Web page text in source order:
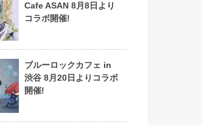
Cafe ASAN 8月8日より
コラボ開催!
ブルーロックカフェ in
渋谷 8月20日よりコラボ
開催!